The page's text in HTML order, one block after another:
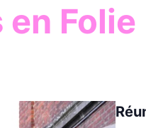
en Folie